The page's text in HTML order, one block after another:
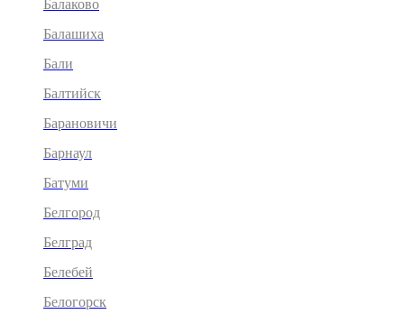
Балаково
Балашиха
Бали
Балтийск
Барановичи
Барнаул
Батуми
Белгород
Белград
Белебей
Белогорск